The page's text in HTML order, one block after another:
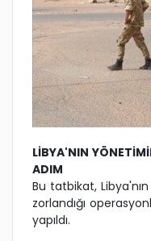
LİBYA'NIN
ADIM
Bu tatbikat,
zorlandığı
yapıldı.